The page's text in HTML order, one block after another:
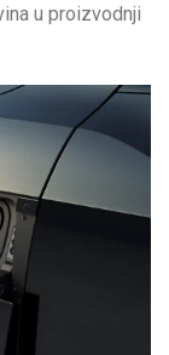
u proizvodnji